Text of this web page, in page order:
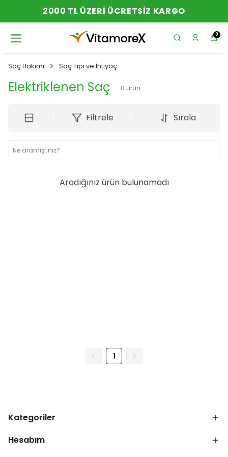
2000 TL ÜZERI ÜCRETSIZ KARGO
0
Saç Bakımı Saç Tipi ve İhtiyaç
Elektriklenen Saç 0 ürün
Filtrele Sırala
Aradığınız ürün bulunamadı
1
Kategoriler
Hesabım